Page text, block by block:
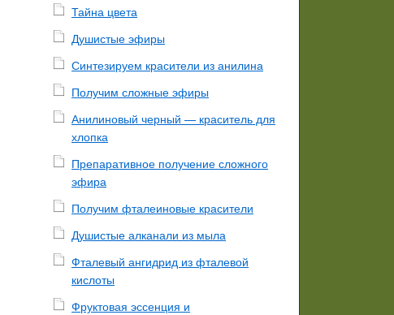
Тайна цвета
Душистые эфиры
Синтезируем красители из анилина
Получим сложные эфиры
Анилиновый черный — краситель для
хлопка
Препаративное получение сложного
эфира
Получим фталеиновые красители
Душистые алканали из мыла
Фталевый ангидрид из фталевой
кислоты
Фруктовая эссенция и